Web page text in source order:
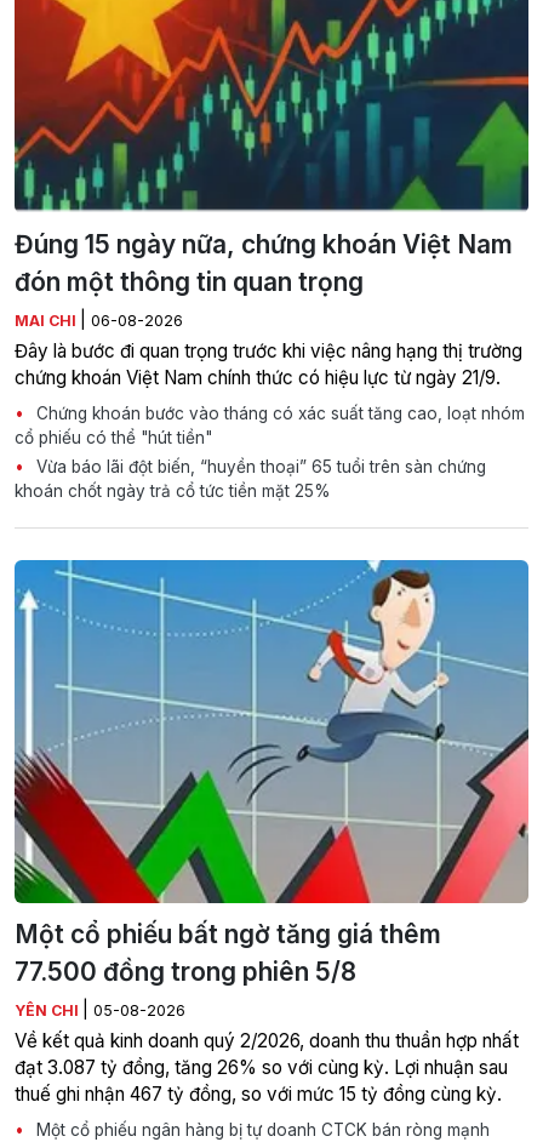
Đúng 15 ngày nữa, chứng khoán Việt Nam
đón một thông tin quan trọng
MAI CHI 06-08-2026
Đây là bước đi quan trọng trước khi việc nâng hạng thị trường
chứng khoán Việt Nam chính thức có hiệu lực từ ngày 21/9.
Chứng khoán bước vào tháng có xác suất tăng cao, loạt nhóm
cổ phiếu có thể "hút tiền"
Vừa báo lãi đột biến, “huyền thoại” 65 tuổi trên sàn chứng
khoán chốt ngày trả cổ tức tiền mặt 25%
Một cổ phiếu bất ngờ tăng giá thêm
77.500 đồng trong phiên 5/8
YÊN CHI 05-08-2026
Về kết quả kinh doanh quý 2/2026, doanh thu thuần hợp nhất
đạt 3.087 tỷ đồng, tăng 26% so với cùng kỳ. Lợi nhuận sau
thuế ghi nhận 467 tỷ đồng, so với mức 15 tỷ đồng cùng kỳ.
Một cổ phiếu ngân hàng bị tự doanh CTCK bán ròng mạnh